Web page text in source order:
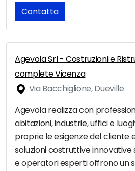
Contatta
Agevola Srl - Costruzioni e
complete Vicenza
Via Bacchiglione, Dueville
Agevola realizza con
abitazioni, industrie, uffici e
proprie le esigenze del cliente
soluzioni costruttive innovative
e operatori esperti offrono un